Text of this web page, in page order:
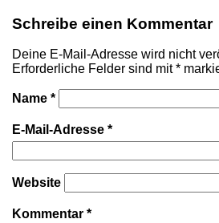
Schreibe einen Kommentar
Deine E-Mail-Adresse wird nicht
Erforderliche Felder sind mit*
Name *
E-Mail-Adresse *
Website
Kommentar *